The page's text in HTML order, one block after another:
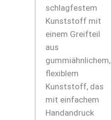
schlagfestem
Kunststoff mit
einem Greifteil
aus
gummiähnlichem,
flexiblem
Kunststoff, das
mit einfachem
Handandruck